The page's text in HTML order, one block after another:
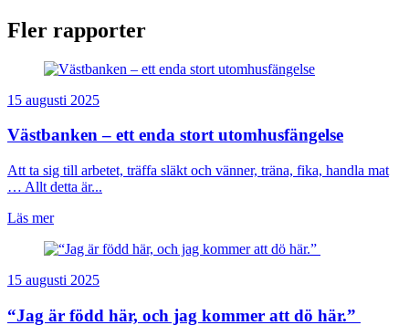
Fler rapporter
15 augusti 2025
Västbanken – ett enda stort utomhusfängelse
Att ta sig till arbetet, träffa släkt och vänner, träna, fika, handla mat
… Allt detta är...
Läs mer
15 augusti 2025
“Jag är född här, och jag kommer att dö här.”